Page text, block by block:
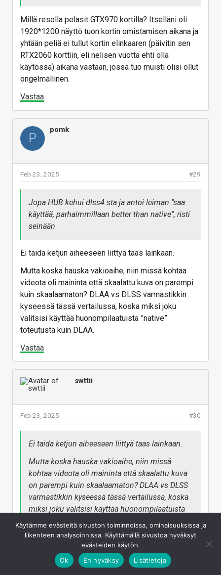
Millä resolla pelasit GTX970 kortilla? Itselläni oli
1920*1200 näyttö tuon kortin omistamisen aikana ja
yhtään peliä ei tullut kortin elinkaaren (päivitin sen
RTX2060 korttiin, eli nelisen vuotta ehti olla
käytössä) aikana vastaan, jossa tuo muisti olisi ollut
ongelmallinen.
Vastaa
P
pomk
#29
Feb 23, 2025
Jopa HUB kehui dlss4:sta ja antoi leiman "saa
käyttää, parhaimmillaan better than native", risti
seinään
Ei taida ketjun aiheeseen liittyä taas lainkaan.
Mutta koska hauska vakioaihe, niin missä kohtaa
videota oli maininta että skaalattu kuva on parempi
kuin skaalaamaton? DLAA vs DLSS varmastikkin
kyseessä tässä vertailussa, koska miksi joku
valitsisi käyttää huonompilaatuista ”native”
toteutusta kuin DLAA.
Vastaa
swttii
#30
Feb 23, 2025
Ei taida ketjun aiheeseen liittyä taas lainkaan.
Mutta koska hauska vakioaihe, niin missä
kohtaa videota oli maininta että skaalattu kuva
on parempi kuin skaalaamaton? DLAA vs DLSS
varmastikkin kyseessä tässä vertailussa, koska
miksi joku valitsisi käyttää huonompilaatuista
”native” toteutusta kuin DLAA.
Nämähän toimii 4000 sarjalla joten jopa vähentää
omaa halua päivittää 5000 sarjaan.
Käytämme evästeitä sivuston toiminnoissa, ominaisuuksissa ja
liikenteen analysoinnissa. Käyttämällä sivustoa hyväksyt
evästeiden käytön.
Ok
En hyväksy Lisätietoja